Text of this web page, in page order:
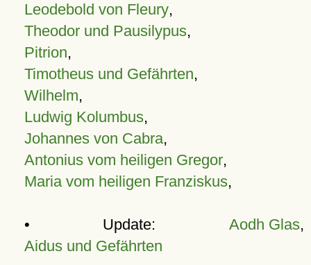
Leodebold von Fleury,
Theodor und Pausilypus,
Pitrion,
Timotheus und Gefährten,
Wilhelm,
Ludwig Kolumbus,
Johannes von Cabra,
Antonius vom heiligen Gregor,
Maria vom heiligen Franziskus,
• Update: Aodh Glas,
Aidus und Gefährten